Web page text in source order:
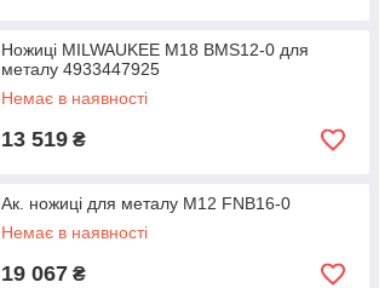
Ножиці MILWAUKEE M18 BMS12-0 для
металу 4933447925
Немає в наявності
13 519 ₴
Ак. ножиці для металу M12 FNB16-0
Немає в наявності
19 067 ₴